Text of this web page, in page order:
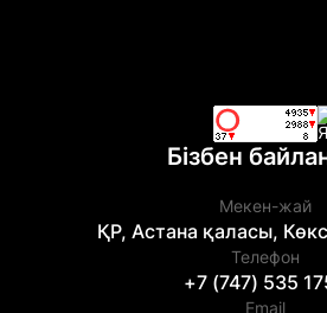
Бізбен
Мекен-жай
ҚР, Астана қаласы,
Телефон
+7 (747) 535
Email